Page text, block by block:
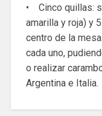
• Cinco quillas:
amarilla y roja) y
centro de la
cada uno,
o realizar
Argentina e Italia.